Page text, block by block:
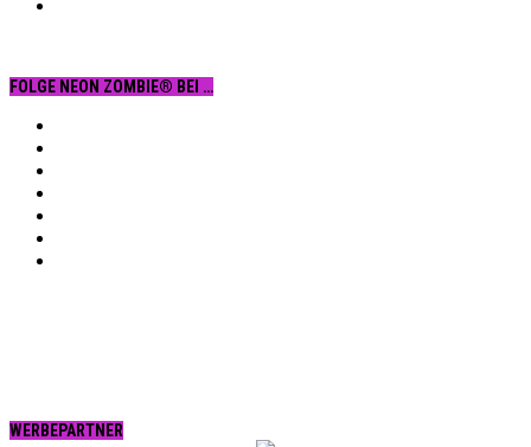
FOLGE NEON ZOMBIE® BEI …
WERBEPARTNER